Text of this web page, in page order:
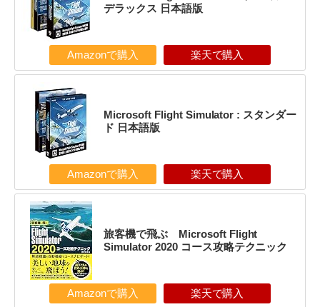
デラックス 日本語版
Amazonで購入 楽天で購入
Microsoft Flight Simulator : スタンダー
ド 日本語版
Amazonで購入 楽天で購入
旅客機で飛ぶ Microsoft Flight
Simulator 2020 コース攻略テクニック
Amazonで購入 楽天で購入